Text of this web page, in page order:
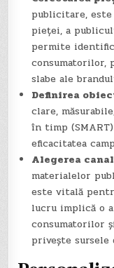
publicitare, este
pieței, a
permite
consumatorilor,
slabe ale
Definirea
clare,
în timp
eficacitatea
Alegerea
materialelor
este vitală
lucru implică o
consumatorilor
privește